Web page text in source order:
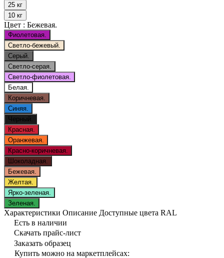
25 кг
10 кг
Цвет : Бежевая.
Фиолетовая.
Светло-бежевый.
Серый.
Светло-серая.
Светло-фиолетовая.
Белая.
Коричневая.
Синяя.
Черный.
Красная.
Оранжевая.
Красно-коричневая.
Шоколадная.
Бежевая.
Желтая.
Ярко-зеленая.
Зеленая.
Характеристики Описание Доступные цвета RAL
Есть в наличии
Скачать прайс-лист
Заказать образец
Купить можно на маркетплейсах: